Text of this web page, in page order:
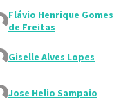
Flávio Henrique Gomes
de Freitas
Giselle Alves Lopes
Jose Helio Sampaio